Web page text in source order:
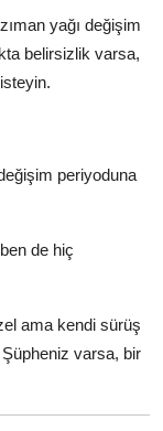
yağı değişim
belirsizlik varsa,
periyoduna
de hiç
ama kendi sürüş
Şüpheniz varsa, bir